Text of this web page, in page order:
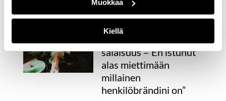
Muokkaa
Kiellä
Hanna Tikanderin
salaisuus –”En istunut
alas miettimään
millainen
henkilöbrändini on”